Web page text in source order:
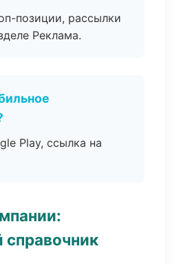
позиции, рассылки
Реклама.
Play, ссылка на